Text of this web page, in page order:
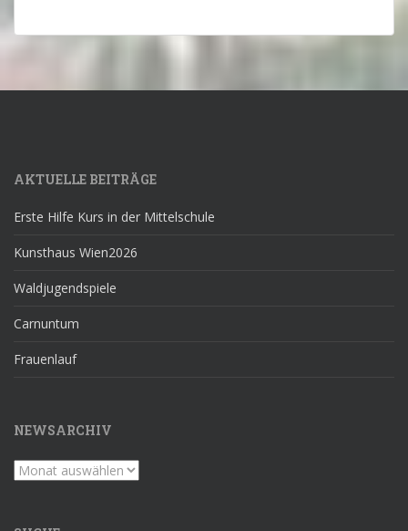
AKTUELLE BEITRÄGE
Erste Hilfe Kurs in der Mittelschule
Kunsthaus Wien2026
Waldjugendspiele
Carnuntum
Frauenlauf
NEWSARCHIV
Newsarchiv